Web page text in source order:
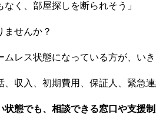
なく、部屋探しを断られそう」
ませんか？
ムレス状態になっている方が、い
収入、初期費用、保証人、緊急
状態でも、相談できる窓口や支援制